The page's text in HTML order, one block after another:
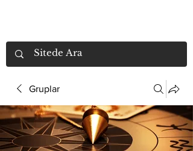
Gruplar